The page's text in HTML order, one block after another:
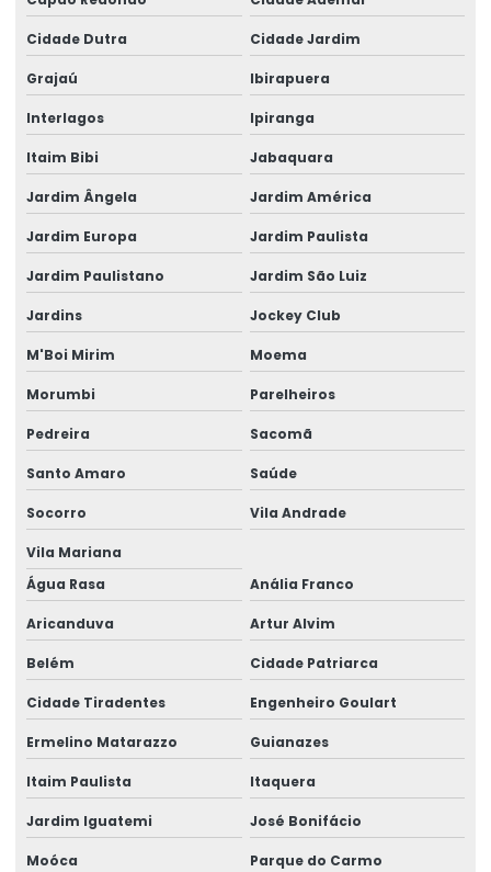
Despachante aduaneiro empresa
Despachante aduaneiro para importação
Despachante aduaneiro para importar
Despachante aduaneiro internacional
Despachante aduaneiro logística
Despachante aduaneiro logística internacional
Despachante aduaneiro mercosul
Despachante aduaneiro minas gerais
Despachante aduaneiro online
Despachante aduaneiro preço
Despachante aduaneiro em são paulo
Despachante aduaneiro sp
Despachante aduaneiro valor
Despacho aduaneiro
Despacho aduaneiro para consumo
Despacho aduaneiro e desembaraço aduaneiro
Despacho aduaneiro de exportação
Cidade Dutra Cidade Jardim
Grajaú Ibirapuera
Interlagos Ipiranga
Itaim Bibi Jabaquara
Jardim Ângela Jardim América
Jardim Europa Jardim Paulista
Jardim Paulistano Jardim São Luiz
Jardins Jockey Club
M'Boi Mirim Moema
Morumbi Parelheiros
Pedreira Sacomã
Santo Amaro Saúde
Socorro Vila Andrade
Vila Mariana
Água Rasa
Anália Franco
Aricanduva Artur Alvim
Belém Cidade Patriarca
Cidade Tiradentes Engenheiro Goulart
Ermelino Matarazzo Guianazes
Itaim Paulista Itaquera
Jardim Iguatemi José Bonifácio
Moóca Parque do Carmo